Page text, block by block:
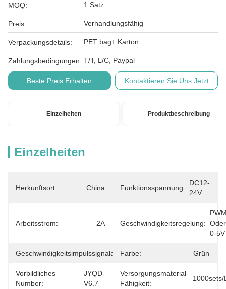
MOQ: 1 Satz
Preis: Verhandlungsfähig
Verpackungsdetails: PET bag+ Karton
Zahlungsbedingungen: T/T, L/C, Paypal
Beste Preis Erhalten Kontaktieren Sie Uns Jetzt
Einzelheiten Produktbeschreibung
Einzelheiten
Herkunftsort: China Funktionsspannung:
DC12-
24V
Arbeitsstrom: 2A Geschwindigkeitsregelung: Oder
0-5V
Geschwindigkeitsimpulssignalausgabe:
Farbe: Grün
Vorbildliches
Number:
JYQD-
V6.7
Versorgungsmaterial-
Fähigkeit: